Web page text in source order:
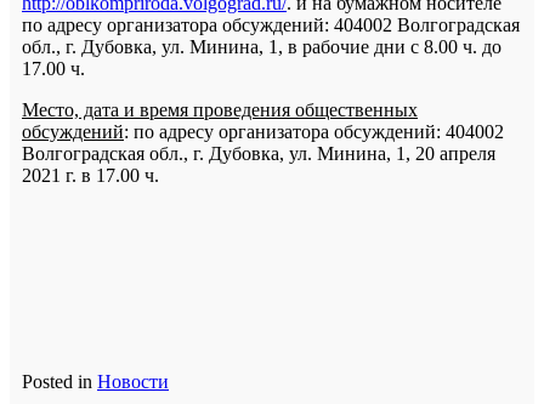
по адресу организатора обсуждений: 404002 Волгоградская
обл., г. Дубовка, ул. Минина, 1, в рабочие дни с 8.00 ч. до
17.00 ч.
Место, дата и время проведения общественных
обсуждений: по адресу организатора обсуждений: 404002
Волгоградская обл., г. Дубовка, ул. Минина, 1, 20 апреля
2021 г. в 17.00 ч.
Posted in Новости